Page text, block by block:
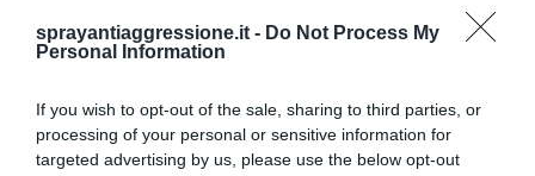
sprayantiaggressione.it - Do Not Process My
Personal Information
If you wish to opt-out of the sale, sharing to third parties, or
processing of your personal or sensitive information for
targeted advertising by us, please use the below opt-out
Acquirente verificato
28 Novembre 2025
spero di non doverlo utilizzare mai ma sembra ben
fatto